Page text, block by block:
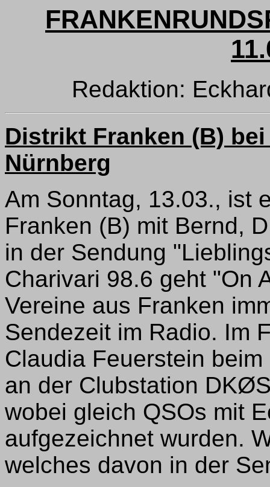
Redaktion:
Distrikt Franken (B)
Nürnberg
Am Sonntag, 13.03., ist
Franken (B) mit Bernd,
in der Sendung
Charivari 98.6 geht "On
Vereine aus Franken
Sendezeit im Radio. Im
Claudia Feuerstein
an der Clubstation
wobei gleich QSOs mit
aufgezeichnet wurden.
welches davon in der